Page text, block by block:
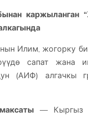
каржыланган
Илим, жогорку
сапат жана
(АИФ) алгачкы
— Кыргыз